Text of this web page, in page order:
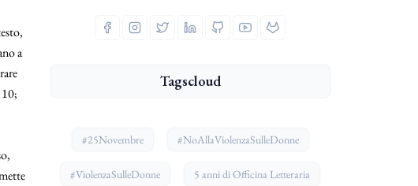
a
Tagscloud
#25Novembre #NoAllaViolenzaSulleDonne
#ViolenzaSulleDonne 5 anni di Officina Letteraria